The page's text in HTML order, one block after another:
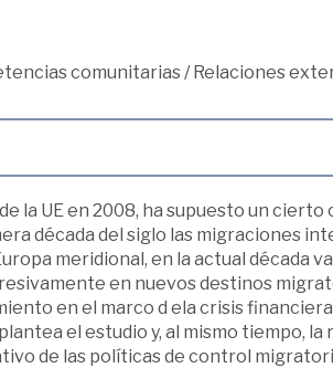
comunitarias/Relaciones
la UE en 2008, ha supuesto un cierto
década del siglo las migraciones
meridional, en la actual década
en nuevos destinos
en el marco d ela crisis
el estudio y, al mismo tiempo, la
de las políticas de control